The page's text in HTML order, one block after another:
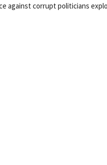
against corrupt politicians